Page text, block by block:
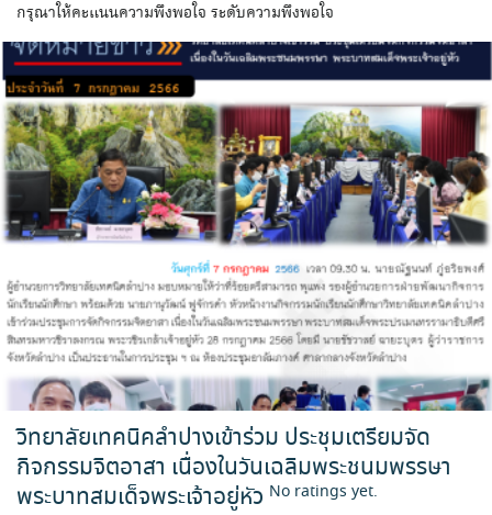
กรุณาให้คะแนนความพึงพอใจ ระดับความพึงพอใจ
วิทยาลัยเทคนิคลำปางเข้าร่วม ประชุมเตรียมจัด
กิจกรรมจิตอาสา เนื่องในวันเฉลิมพระชนมพรรษา
พระบาทสมเด็จพระเจ้าอยู่หัว No ratings yet.